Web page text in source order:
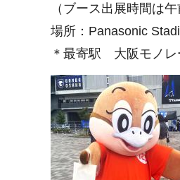
（ブース出展時間は
場所：Panasonic
＊最寄駅 大阪モノレ